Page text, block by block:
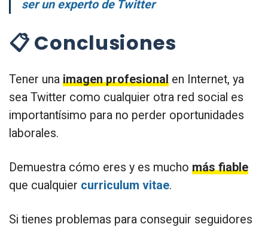
ser un experto de Twitter
📋 Conclusiones
Tener una imagen profesional en Internet, ya
sea Twitter como cualquier otra red social es
importantísimo para no perder oportunidades
laborales.
Demuestra cómo eres y es mucho más fiable
que cualquier curriculum vitae.
Si tienes problemas para conseguir seguidores